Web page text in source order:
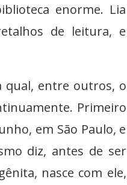
enorme. Lia
de leitura, e
qual, entre outros, o
Primeiro
em São Paulo, e
diz, antes de ser
nasce com ele,